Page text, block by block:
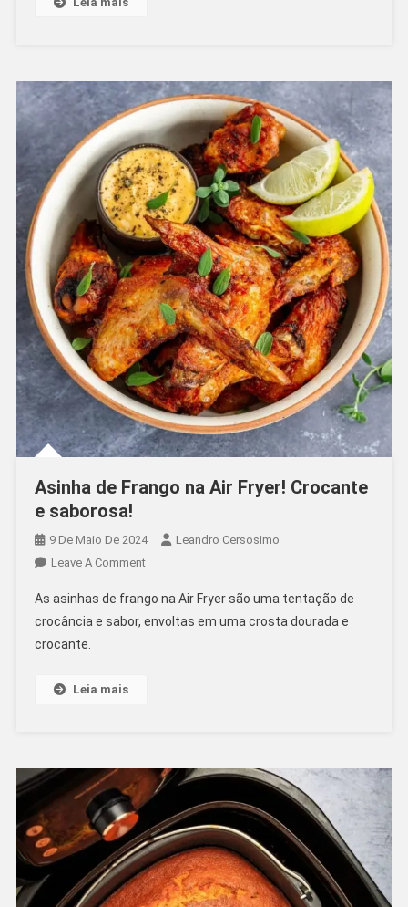
Asinha de Frango na Air Fryer! Crocante
e saborosa!
9 De Maio De 2024
Leandro Cersosimo
Leave A CommentOn
De
Frango
As asinhas de frango na Air Fryer são uma tentação de
crocância e sabor, envoltas em uma crosta dourada e
crocante.
Leia mais